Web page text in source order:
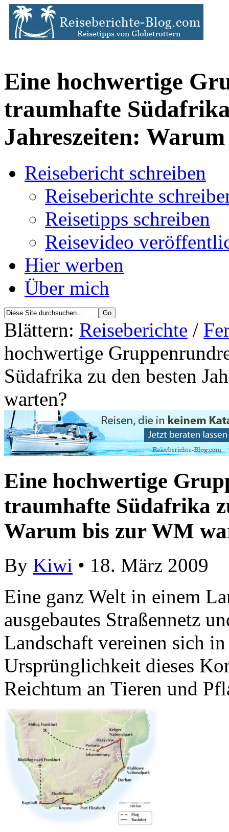
Eine hochwertige
traumhafte
Jahreszeiten:
Reisebericht schreiben
Reiseberichte
Reisetipps schreiben
Reisevideo
Hier werben
Über mich
Blättern: Reiseberichte /
hochwertige
Südafrika zu den besten
warten?
Eine hochwertige
traumhafte Südafrika
Warum bis zur WM
By Kiwi • 18. März 2009
Eine ganz Welt in einem
ausgebautes Straßennetz
Landschaft vereinen sich
Ursprünglichkeit dieses
Reichtum an Tieren und